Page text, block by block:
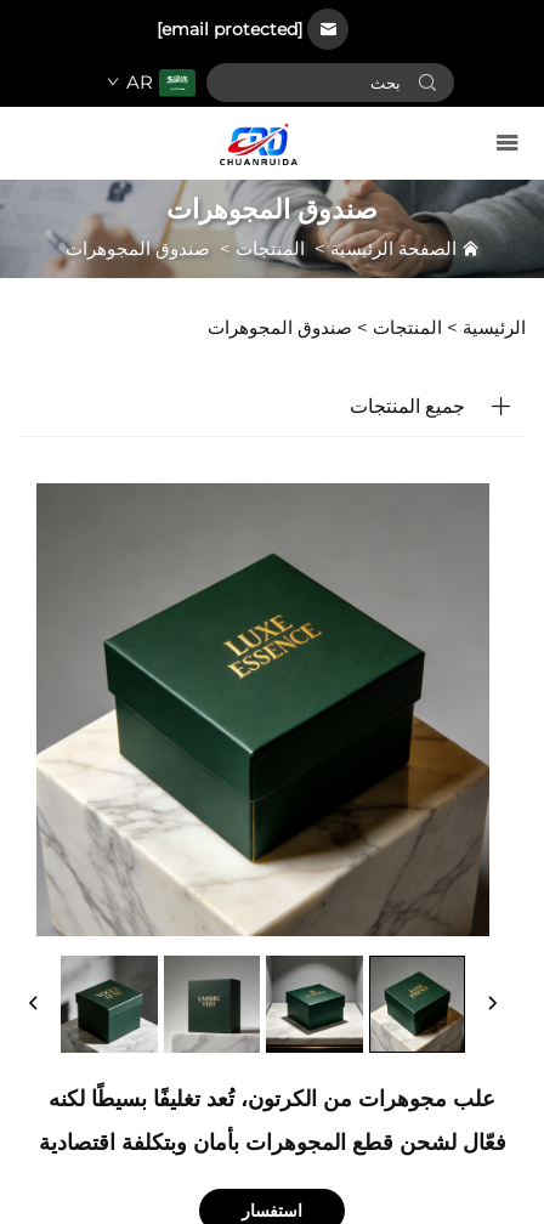
[email protected]
AR
صندوق المجوهرات
الصفحة الرئيسية> المنتجات > صندوق المجوهرات
الرئيسية > المنتجات > صندوق المجوهرات
جميع المنتجات
علب مجوهرات من الكرتون، تُعد تغليفًا بسيطًا لكنه
فعّال لشحن قطع المجوهرات بأمان وبتكلفة اقتصادية
استفسار